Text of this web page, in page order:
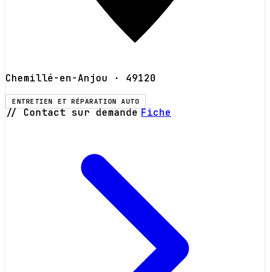
Chemillé-en-Anjou · 49120
ENTRETIEN ET RÉPARATION AUTO
// Contact sur demande Fiche